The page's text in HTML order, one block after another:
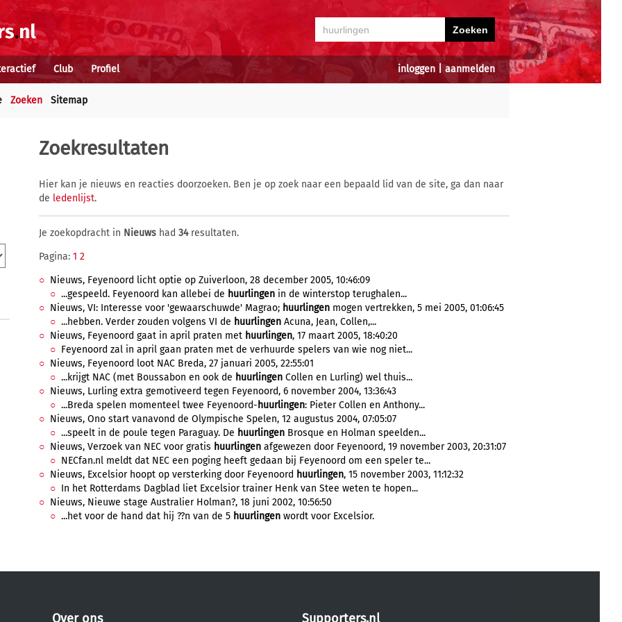
inloggen aanmelden
Club Profiel
Zoeken Sitemap
Zoekresultaten
Hier kan je nieuws en reacties doorzoeken. Ben je op zoek naar een bepaald lid van de site, ga dan naar
de ledenlijst.
Je zoekopdracht in Nieuws had 34resultaten.
Pagina: 1 2
Nieuws, Feyenoord licht optie op Zuiverloon, 28 december 2005, 10:46:09
...gespeeld. Feyenoord kan allebei de huurlingen in de winterstop terughalen...
Nieuws, VI: Interesse voor 'gewaarschuwde' Magrao; huurlingen mogen vertrekken, 5 mei 2005, 01:06:45
...hebben. Verder zouden volgens VI de huurlingen Acuna, Jean, Collen,...
Nieuws, Feyenoord gaat in april praten met huurlingen, 17 maart 2005, 18:40:20
Feyenoord zal in april gaan praten met de verhuurde spelers van wie nog niet...
Nieuws, Feyenoord loot NAC Breda, 27 januari 2005, 22:55:01
...krijgt NAC (met Boussabon en ook de huurlingen Collen en Lurling) wel thuis...
Nieuws, Lurling extra gemotiveerd tegen Feyenoord, 6 november 2004, 13:36:43
...Breda spelen momenteel twee Feyenoord- huurlingen: Pieter Collen en Anthony...
Nieuws, Ono start vanavond de Olympische Spelen, 12 augustus 2004, 07:05:07
...speelt in de poule tegen Paraguay. De huurlingen Brosque en Holman speelden...
Nieuws, Verzoek van NEC voor gratis huurlingen afgewezen door Feyenoord, 19 november 2003, 20:31:07
NECfan.nl meldt dat NEC een poging heeft gedaan bij Feyenoord om een speler te...
Nieuws, Excelsior hoopt op versterking door Feyenoord huurlingen, 15 november 2003, 11:12:32
In het Rotterdams Dagblad liet Excelsior trainer Henk van Stee weten te hopen...
Nieuws, Nieuwe stage Australier Holman?, 18 juni 2002, 10:56:50
...het voor de hand dat hij ??n van de 5 huurlingen wordt voor Excelsior.
Over ons Supporters.nl